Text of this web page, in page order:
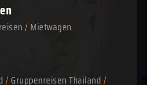
/Mietwagen
/Gruppenreisen Thailand/